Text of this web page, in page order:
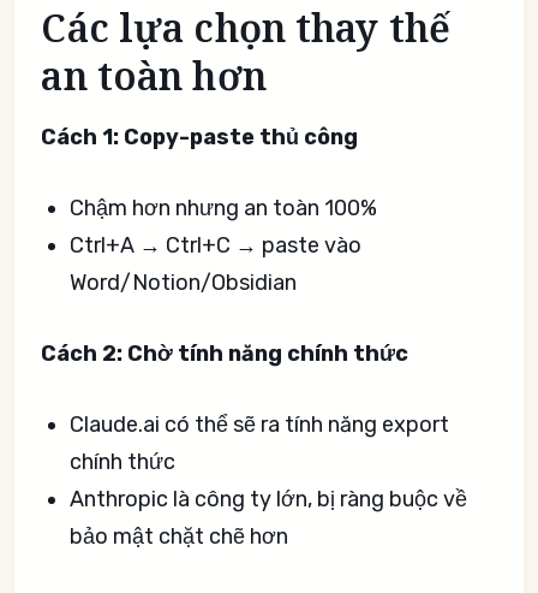
Các lựa chọn thay thế
an toàn hơn
Cách 1: Copy-paste thủ công
Chậm hơn nhưng an toàn 100%
Ctrl+A → Ctrl+C → paste vào
Word/Notion/Obsidian
Cách 2: Chờ tính năng chính thức
Claude.ai có thể sẽ ra tính năng export
chính thức
Anthropic là công ty lớn, bị ràng buộc về
bảo mật chặt chẽ hơn